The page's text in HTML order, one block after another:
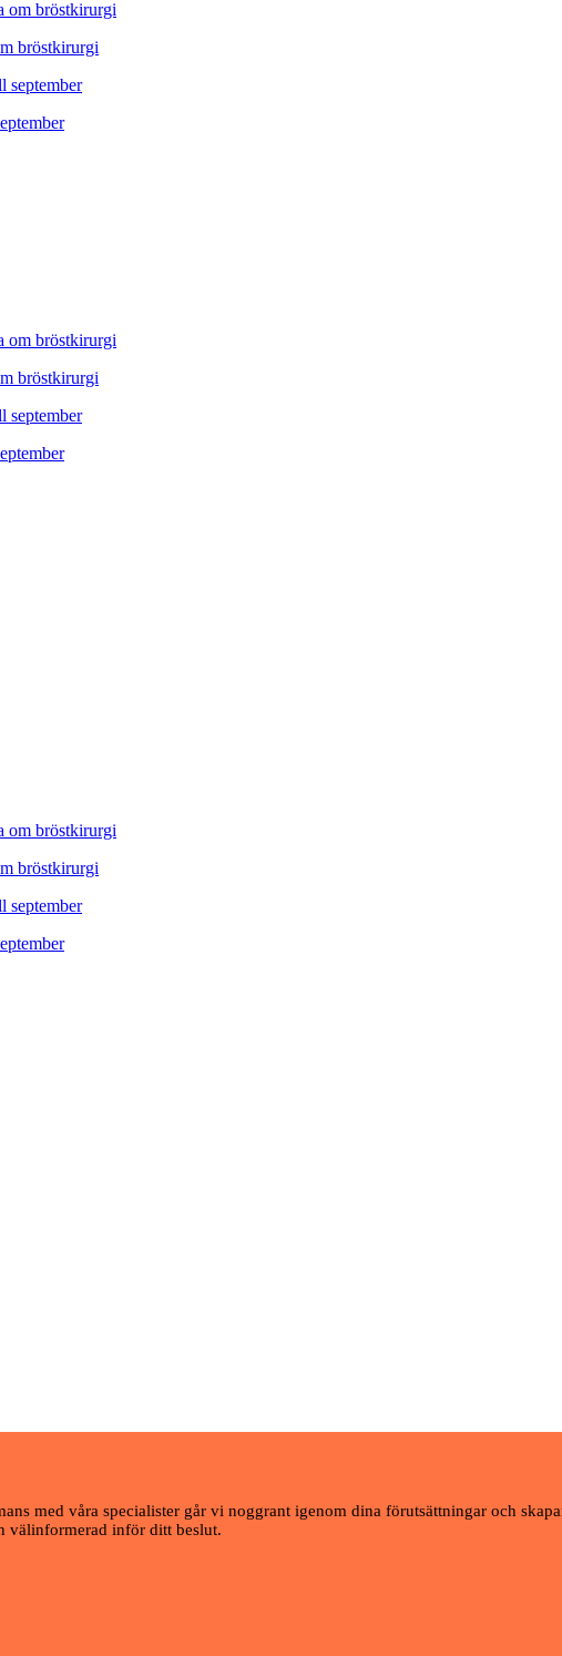
bröstkirurgi
bröstkirurgi
bröstkirurgi
med våra specialister går vi noggrant igenom dina förutsättningar och
välinformerad inför ditt beslut.